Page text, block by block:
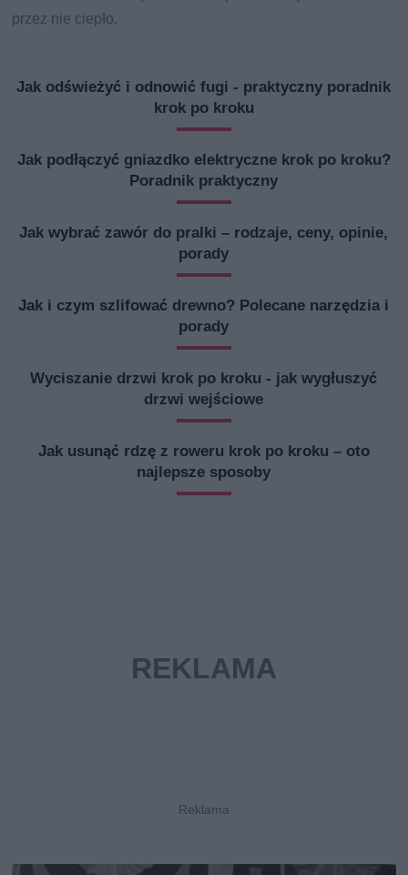
przez nie ciepło.
Jak odświeżyć i odnowić fugi - praktyczny poradnik
krok po kroku
Jak podłączyć gniazdko elektryczne krok po kroku?
Poradnik praktyczny
Jak wybrać zawór do pralki – rodzaje, ceny, opinie,
porady
Jak i czym szlifować drewno? Polecane narzędzia i
porady
Wyciszanie drzwi krok po kroku - jak wygłuszyć
drzwi wejściowe
Jak usunąć rdzę z roweru krok po kroku – oto
najlepsze sposoby